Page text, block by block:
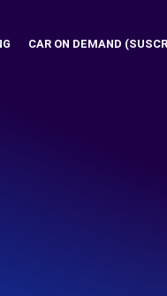
CAR ON DEMAND